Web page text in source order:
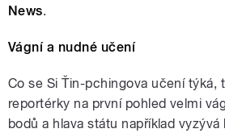
News.
Vágní a nudné učení
Co se Si Ťin-pchingova učení týká,
reportérky na první pohled velmi
bodů a hlava státu například